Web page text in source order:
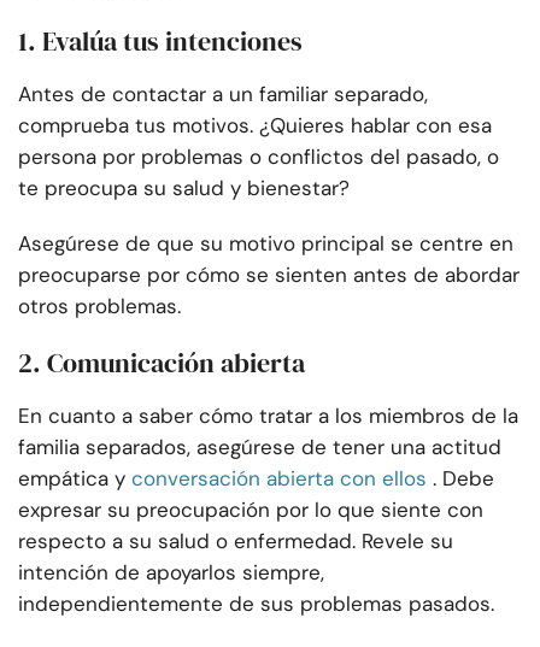
1. Evalúa tus intenciones
Antes de contactar a un familiar separado,
comprueba tus motivos. ¿Quieres hablar con esa
persona por problemas o conflictos del pasado, o
te preocupa su salud y bienestar?
Asegúrese de que su motivo principal se centre en
preocuparse por cómo se sienten antes de abordar
otros problemas.
2. Comunicación abierta
En cuanto a saber cómo tratar a los miembros de la
familia separados, asegúrese de tener una actitud
empática y conversación abierta con ellos . Debe
expresar su preocupación por lo que siente con
respecto a su salud o enfermedad. Revele su
intención de apoyarlos siempre,
independientemente de sus problemas pasados.